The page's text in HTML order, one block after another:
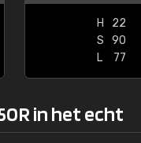
H
22
S
90
L
77
in het echt